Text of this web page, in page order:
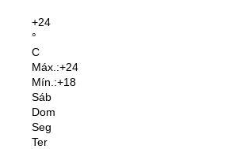
+24
°
C
Máx.:+24
Mín.:+18
Sáb
Dom
Seg
Ter